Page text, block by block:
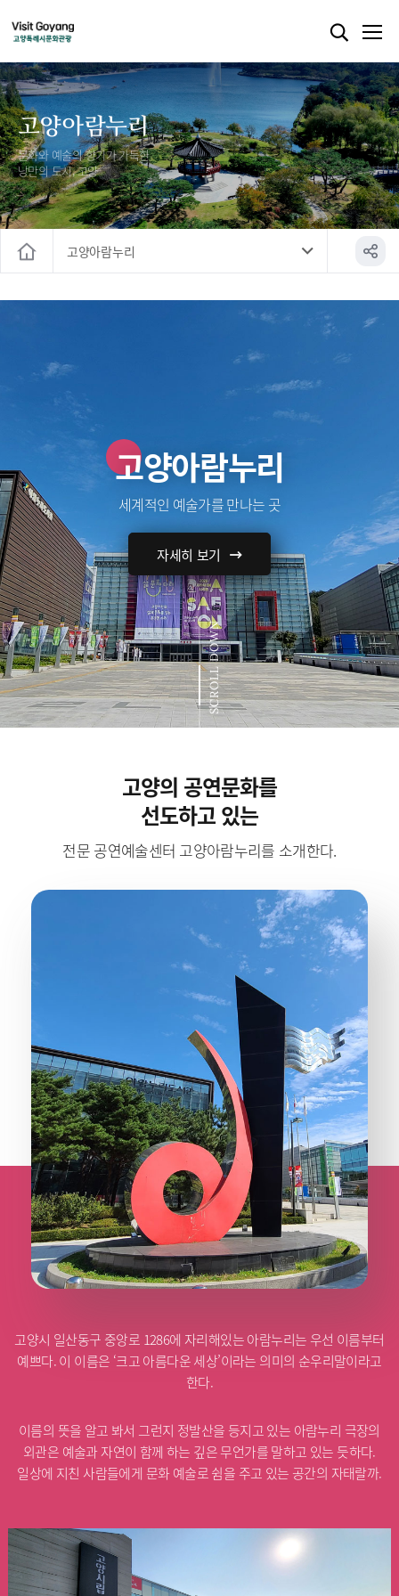
고양아람누리
문화와 예술의 향기가 가득한
낭만의 도시, 고양
고양아람누리
고양아람누리
세계적인 예술가를 만나는 곳
자세히 보기
SCROLL DOWN
고양의 공연문화를
선도하고 있는
전문 공연예술센터 고양아람누리를 소개한다.
고양시 일산동구 중앙로 1286에 자리해있는 아람누리는 우선 이름부터
예쁘다. 이 이름은 ‘크고 아름다운 세상’이라는 의미의 순우리말이라고
한다.
이름의 뜻을 알고 봐서 그런지 정발산을 등지고 있는 아람누리 극장의
외관은 예술과 자연이 함께 하는 깊은 무언가를 말하고 있는 듯하다.
일상에 지친 사람들에게 문화 예술로 쉼을 주고 있는 공간의 자태랄까.